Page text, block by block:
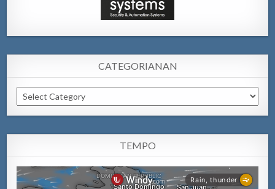
CATEGORIANAN
Categorianan
TEMPO